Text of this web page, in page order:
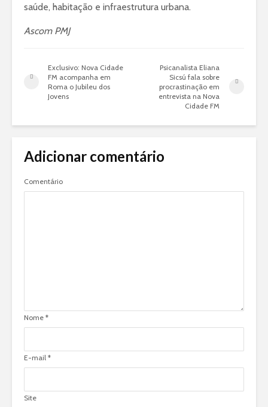
saúde, habitação e infraestrutura urbana.
Ascom PMJ
Exclusivo: Nova Cidade
FM acompanha em
Roma o Jubileu dos
Jovens
Psicanalista Eliana
Sicsú fala sobre
procrastinação em
entrevista na Nova
Cidade FM
Adicionar comentário
Comentário
Nome *
E-mail *
Site